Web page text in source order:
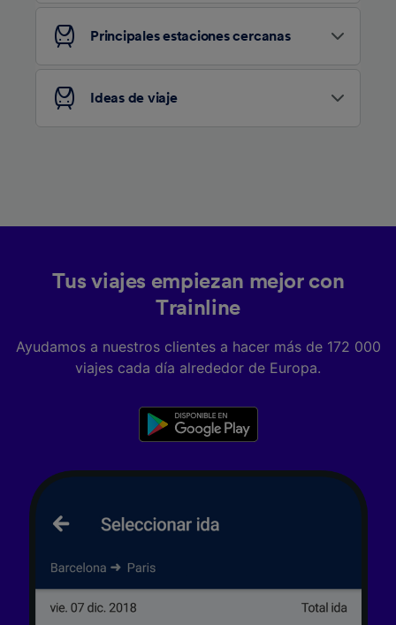
Principales estaciones cercanas
Ideas de viaje
Tus viajes empiezan mejor con
Trainline
Ayudamos a nuestros clientes a hacer más de 172 000
viajes cada día alrededor de Europa.